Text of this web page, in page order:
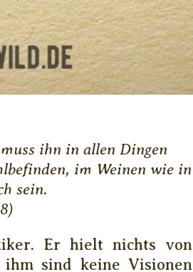
ihn in allen Dingen
im Weinen wie in
sein.
Er hielt nichts von
ihm sind keine Visionen